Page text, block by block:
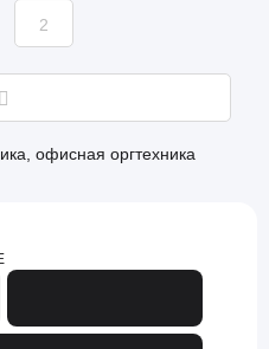
2
офисная оргтехника